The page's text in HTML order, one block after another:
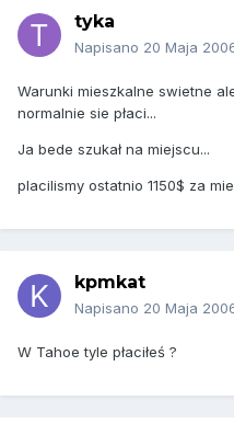
tyka
Napisano 20 Maja
Warunki mieszkalne swietne
normalnie sie płaci...
Ja bede szukał na miejscu...
placilismy ostatnio 1150$ za
kpmkat
Napisano 20 Maja
W Tahoe tyle płaciłeś ?